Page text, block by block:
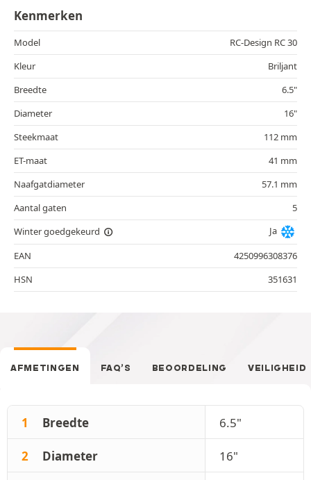
Kenmerken
Model
RC-Design RC 30
Kleur
Briljant
Breedte
6.5"
Diameter
16"
Steekmaat
112 mm
ET-maat
41 mm
Naafgatdiameter
57.1 mm
Aantal gaten
5
Winter goedgekeurd
Ja
EAN
4250996308376
HSN
351631
AFMETINGEN FAQ’S BEOORDELING VEILIGHEID
1 Breedte 6.5"
2 Diameter 16"